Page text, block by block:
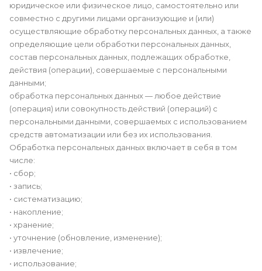
юридическое или физическое лицо, самостоятельно или
совместно с другими лицами организующие и (или)
осуществляющие обработку персональных данных, а также
определяющие цели обработки персональных данных,
состав персональных данных, подлежащих обработке,
действия (операции), совершаемые с персональными
данными;
обработка персональных данных — любое действие
(операция) или совокупность действий (операций) с
персональными данными, совершаемых с использованием
средств автоматизации или без их использования.
Обработка персональных данных включает в себя в том
числе:
• сбор;
• запись;
• систематизацию;
• накопление;
• хранение;
• уточнение (обновление, изменение);
• извлечение;
• использование;